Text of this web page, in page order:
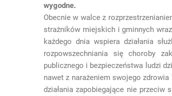
wygodne.
Obecnie w walce z
strażników miejskich i gminnych
każdego dnia wspiera działania
rozpowszechniania się choroby
publicznego i bezpieczeństwa ludzi
nawet z narażeniem swojego
działania zapobiegające nie przeciw